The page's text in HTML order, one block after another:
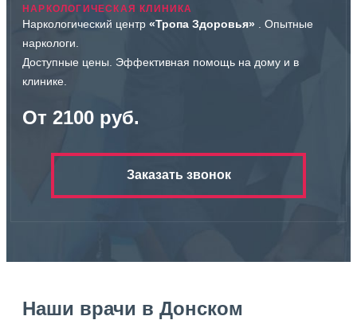
НАРКОЛОГИЧЕСКАЯ КЛИНИКА
Наркологический центр «Тропа Здоровья»
. Опытные
наркологи.
Доступные цены. Эффективная помощь на дому и в
клинике.
От 2100 руб.
Заказать звонок
Наши врачи в Донском